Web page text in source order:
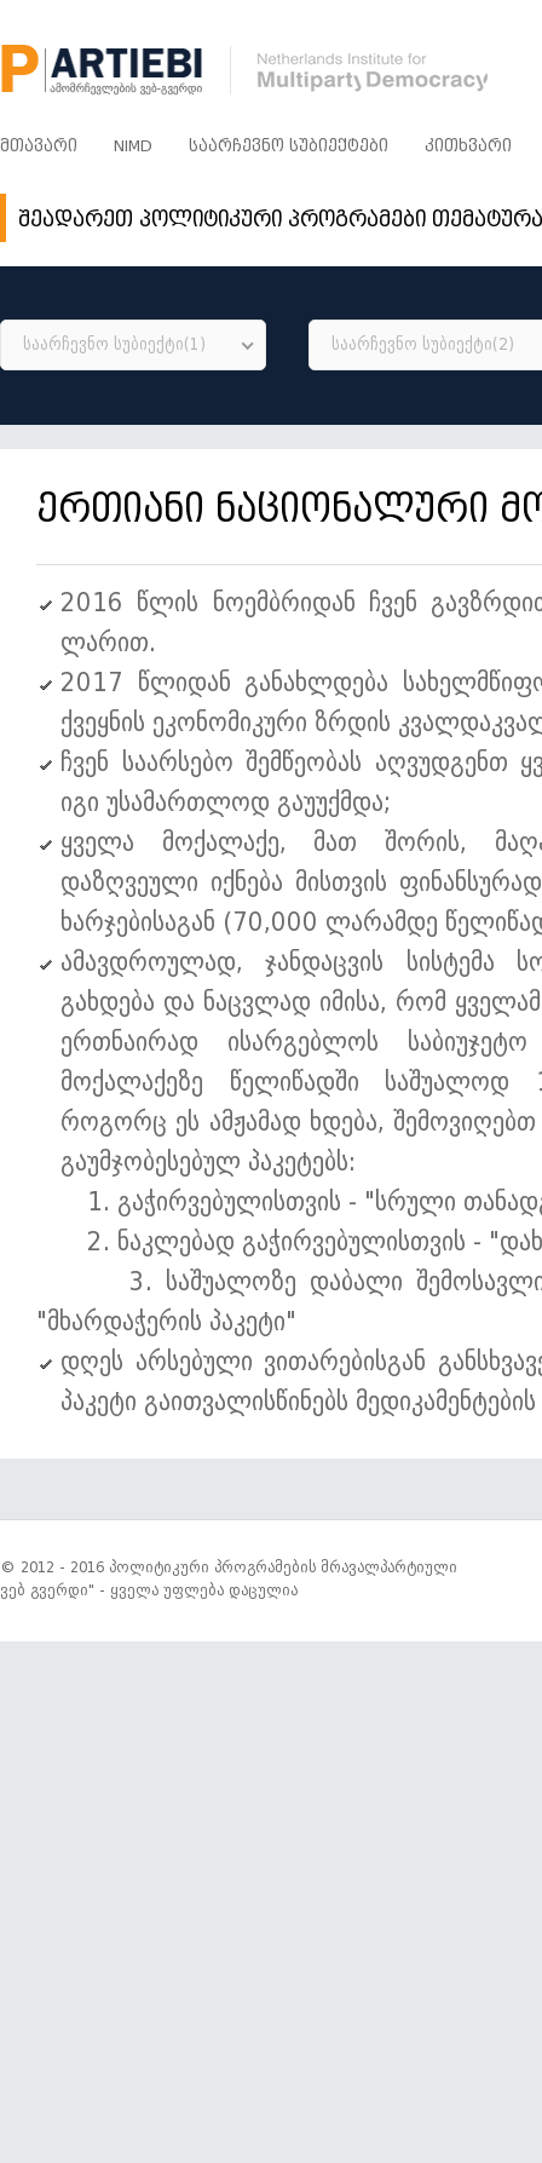
ᲛᲗᲐᲕᲐᲠᲘ NIMD ᲡᲐᲐᲠᲩᲔᲕᲜᲝ ᲡᲣᲑᲘᲔᲥᲢᲔᲑᲘ ᲙᲘᲗᲮᲕᲐᲠᲘ
შეადარეთ პოლიტიკური პროგრამები
საარჩევნო სუბიექტი(1) საარჩევნო სუბიექტი(2)
ერთიანი ნაციონალური
2016 წლის ნოემბრიდან ჩვენ
ლარით.
2017 წლიდან განახლდება
ქვეყნის ეკონომიკური ზრდის
ჩვენ საარსებო შემწეობას აღვუდგენთ
იგი უსამართლოდ გაუუქმდა;
ყველა მოქალაქე, მათ შორის,
დაზღვეული იქნება მისთვის
ხარჯებისაგან (70,000 ლარამდე
ამავდროულად, ჯანდაცვის სისტემა
გახდება და ნაცვლად იმისა, რომ
ერთნაირად ისარგებლოს
მოქალაქეზე წელიწადში
როგორც ეს ამჟამად ხდება,
გაუმჯობესებულ პაკეტებს:
1. გაჭირვებულისთვის - "სრული
2. ნაკლებად გაჭირვებულისთვის -
3. საშუალოზე დაბალი შემოსავლის
"მხარდაჭერის პაკეტი"
დღეს არსებული ვითარებისგან
პაკეტი გაითვალისწინებს
© 2012 - 2016 პოლიტიკური პროგრამების მრავალპარტიული
ვებ გვერდი" - ყველა უფლება დაცულია